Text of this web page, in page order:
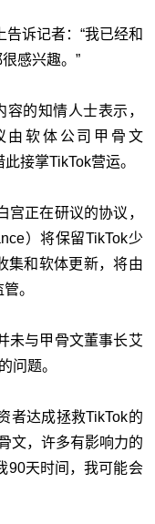
诉记者：“我已经和
感兴趣。”
的知情人士表示，
由软体公司甲骨文
接掌TikTok营运。
正在研议的协议，
）将保留TikTok少
集和软体更新，将由
。
未与甲骨文董事长艾
问题。
者达成拯救TikTok的
文，许多有影响力的
90天时间，我可能会